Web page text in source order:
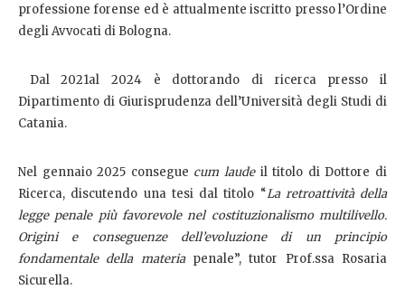
professione forense ed è attualmente iscritto presso l’Ordine
degli Avvocati di Bologna.
Dal 2021al 2024 è dottorando di ricerca presso il
Dipartimento di Giurisprudenza dell’Università degli Studi di
Catania.
Nel gennaio 2025 consegue cum laude il titolo di Dottore di
Ricerca, discutendo una tesi dal titolo “La retroattività della
legge penale più favorevole nel costituzionalismo multilivello.
Origini e conseguenze dell’evoluzione di un principio
fondamentale della materiapenale”, tutor Prof.ssa Rosaria
Sicurella.